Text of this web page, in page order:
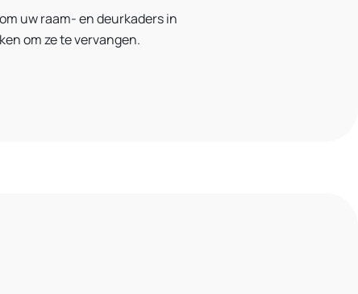
uw raam- en deurkaders in
om ze te vervangen.